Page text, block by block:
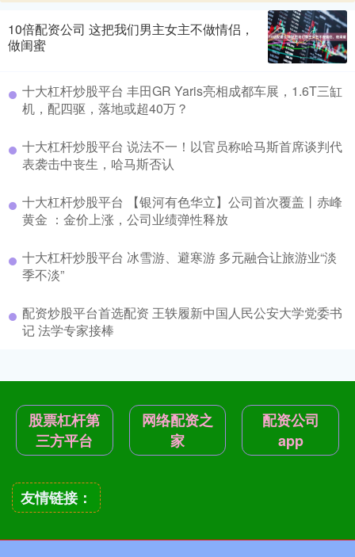
10倍配资公司 这把我们男主女主不做情侣，
做闺蜜
十大杠杆炒股平台 丰田GR Yaris亮相成都车展，1.6T三缸
机，配四驱，落地或超40万？
十大杠杆炒股平台 说法不一！以官员称哈马斯首席谈判代
表袭击中丧生，哈马斯否认
十大杠杆炒股平台 【银河有色华立】公司首次覆盖丨赤峰
黄金 ：金价上涨，公司业绩弹性释放
十大杠杆炒股平台 冰雪游、避寒游 多元融合让旅游业“淡
季不淡”
配资炒股平台首选配资 王轶履新中国人民公安大学党委书
记 法学专家接棒
股票杠杆第
三方平台
网络配资之
家
配资公司
app
友情链接：